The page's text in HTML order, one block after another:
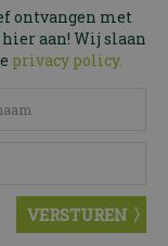
ontvangen met
aan! Wij slaan
privacy policy.